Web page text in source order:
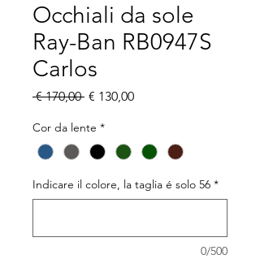
Occhiali da sole
Ray-Ban RB0947S
Carlos
€ 170,00 Preço
€ 130,00Preço
Cor da lente *
Indicare il colore, la taglia é solo 56 *
0/500